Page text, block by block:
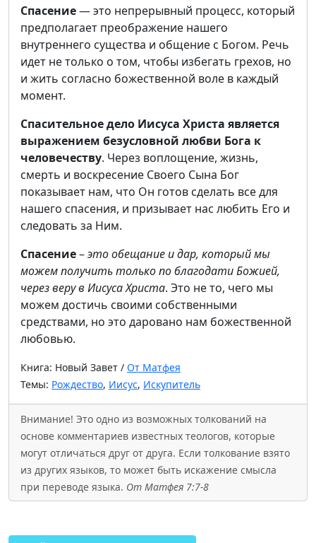
Спасение— это непрерывный процесс, который
предполагает преображение нашего
внутреннего существа и общение с Богом. Речь
идет не только о том, чтобы избегать грехов, но
и жить согласно божественной воле в каждый
момент.
Спасительное дело Иисуса Христа является
выражением безусловной любви Бога к
человечеству. Через воплощение, жизнь,
смерть и воскресение Своего Сына Бог
показывает нам, что Он готов сделать все для
нашего спасения, и призывает нас любить Его и
следовать за Ним.
Спасение–это обещание и дар, который мы
можем получить только по благодати Божией,
через веру в Иисуса Христа. Это не то, чего мы
можем достичь своими собственными
средствами, но это даровано нам божественной
любовью.
Книга: Новый Завет / От Матфея
Темы: Рождество, Иисус, Искупитель
Внимание! Это одно из возможных толкований на
основе комментариев известных теологов, которые
могут отличаться друг от друга. Если толкование взято
из других языков, то может быть искажение смысла
при переводе языка. От Матфея 7:7-8